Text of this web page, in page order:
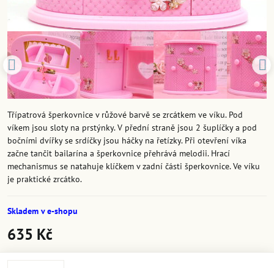
Třípatrová šperkovnice v růžové barvě se zrcátkem ve víku. Pod
víkem jsou sloty na prstýnky. V přední straně jsou 2 šuplíčky a pod
bočními dvířky se srdíčky jsou háčky na řetízky. Při otevření víka
začne tančit bailarína a šperkovnice přehrává melodii. Hrací
mechanismus se natahuje klíčkem v zadní části šperkovnice. Ve víku
je praktické zrcátko.
Skladem v e-shopu
635 Kč